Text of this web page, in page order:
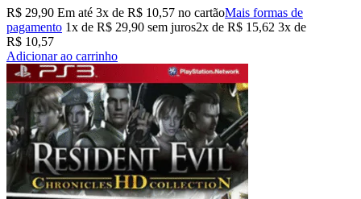
R$ 29,90 Em até 3x de R$ 10,57 no cartãoMais formas de
pagamento 1x de R$ 29,90 sem juros2x de R$ 15,62 3x de
R$ 10,57
Adicionar ao carrinho